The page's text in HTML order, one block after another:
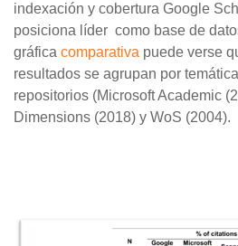
indexación y cobertura Google
posiciona líder como base de
gráfica comparativa puede verse
resultados se agrupan por
repositorios (Microsoft Academic
Dimensions (2018) y WoS (2004).